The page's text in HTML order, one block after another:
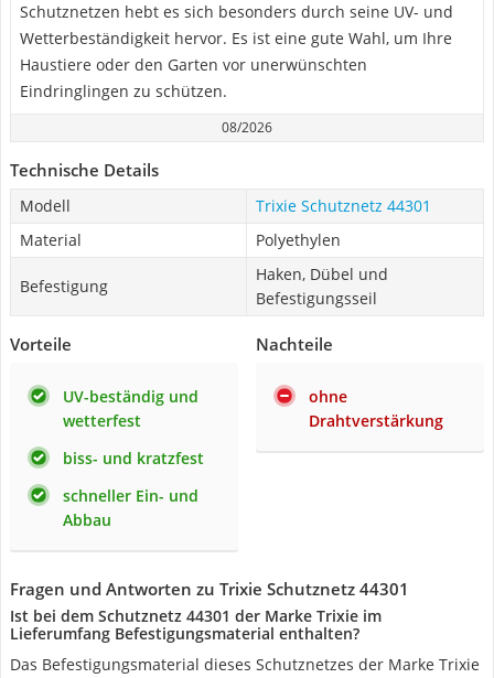
Schutznetzen hebt es sich besonders durch seine UV- und
Wetterbeständigkeit hervor. Es ist eine gute Wahl, um Ihre
Haustiere oder den Garten vor unerwünschten
Eindringlingen zu schützen.
08/2026
Technische Details
Modell
Trixie Schutznetz 44301
Material
Polyethylen
Befestigung
Haken, Dübel und
Befestigungsseil
Vorteile
UV-beständig und
wetterfest
biss- und kratzfest
schneller Ein- und
Abbau
Nachteile
ohne
Drahtverstärkung
Fragen und Antworten zu Trixie Schutznetz 44301
Ist bei dem Schutznetz 44301 der Marke Trixie im
Lieferumfang Befestigungsmaterial enthalten?
Das Befestigungsmaterial dieses Schutznetzes der Marke Trixie